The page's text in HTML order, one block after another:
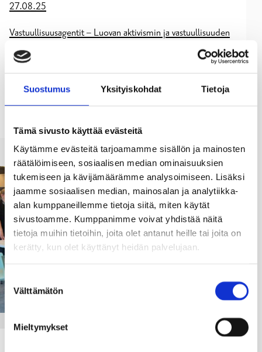
Suostumus Yksityiskohdat Tietoja
Tämä sivusto käyttää evästeitä
Käytämme evästeitä tarjoamamme sisällön ja mainosten
räätälöimiseen, sosiaalisen median ominaisuuksien
tukemiseen ja kävijämäärämme analysoimiseen. Lisäksi
jaamme sosiaalisen median, mainosalan ja analytiikka-
alan kumppaneillemme tietoja siitä, miten käytät
sivustoamme. Kumppanimme voivat yhdistää näitä
tietoja muihin tietoihin, joita olet antanut heille tai joita on
kerätty, kun olet käyttänyt heidän palvelujaan.
Suostumuksen
valinta
Välttämätön
Mieltymykset
27.08.25
Vastuullisuusagentit – Luovan aktivismin ja vastuullisuuden
Miten taiteen perusopetuksen opistoissa voidaan olla
valppaina yhteiskunnalliselle muutokselle, edistää dialogia
ja nuorten vaikuttamismahdollisuuksia?
Näihin kysymyksiin pureutuu monitaiteellinen